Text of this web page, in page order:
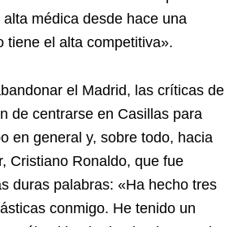
alta médica desde hace una
tiene el alta competitiva».
el Madrid, las críticas de
de centrarse en Casillas para
en general y, sobre todo, hacia
Cristiano Ronaldo, que fue
duras palabras: «Ha hecho tres
conmigo. He tenido un